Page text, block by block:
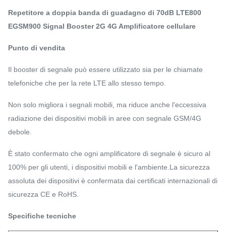
Repetitore a doppia banda di guadagno di 70dB LTE800
EGSM900 Signal Booster 2G 4G Amplificatore cellulare
Punto di vendita
Il booster di segnale può essere utilizzato sia per le chiamate
telefoniche che per la rete LTE allo stesso tempo.
Non solo migliora i segnali mobili, ma riduce anche l'eccessiva
radiazione dei dispositivi mobili in aree con segnale GSM/4G
debole.
È stato confermato che ogni amplificatore di segnale è sicuro al
100% per gli utenti, i dispositivi mobili e l'ambiente.La sicurezza
assoluta dei dispositivi è confermata dai certificati internazionali di
sicurezza CE e RoHS.
Specifiche tecniche